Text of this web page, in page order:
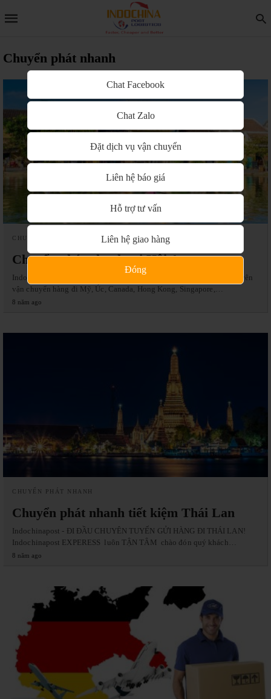
Chuyển phát nhanh
CHUYỂN PHÁT NHANH
Chuyển phát nhanh tại Hội An
Indochinapost- CHUYỂN PHÁT NHANH TẠI HỘI AN Chúng tôi chuyên
vận chuyển hàng đi Mỹ, Úc, Canada, Hong Kong, Singapore,…
8 năm ago
CHUYỂN PHÁT NHANH
Chuyển phát nhanh tiết kiệm Thái Lan
Indochinapost - ĐI ĐẦU CHUYÊN TUYẾN GỬI HÀNG ĐI THÁI LAN!
Indochinapost EXPERESS luôn TẬN TÂM chào đón quý khách…
8 năm ago
Chat Facebook
Chat Zalo
Đặt dịch vụ vận chuyển
Liên hệ báo giá
Hỗ trợ tư vấn
Liên hệ giao hàng
Đóng